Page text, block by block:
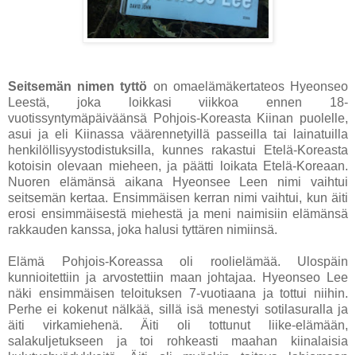
Seitsemän nimen tyttö on omaelämäkertateos Hyeonseo
Leestä, joka loikkasi viikkoa ennen 18-
vuotissyntymäpäiväänsä Pohjois-Koreasta Kiinan puolelle,
asui ja eli Kiinassa väärennetyillä passeilla tai lainatuilla
henkilöllisyystodistuksilla, kunnes rakastui Etelä-Koreasta
kotoisin olevaan mieheen, ja päätti loikata Etelä-Koreaan.
Nuoren elämänsä aikana Hyeonsee Leen nimi vaihtui
seitsemän kertaa. Ensimmäisen kerran nimi vaihtui, kun äiti
erosi ensimmäisestä miehestä ja meni naimisiin elämänsä
rakkauden kanssa, joka halusi tyttären nimiinsä.
Elämä Pohjois-Koreassa oli roolielämää. Ulospäin
kunnioitettiin ja arvostettiin maan johtajaa. Hyeonseo Lee
näki ensimmäisen teloituksen 7-vuotiaana ja tottui niihin.
Perhe ei kokenut nälkää, sillä isä menestyi sotilasuralla ja
äiti virkamiehenä. Äiti oli tottunut liike-elämään,
salakuljetukseen ja toi rohkeasti maahan kiinalaisia